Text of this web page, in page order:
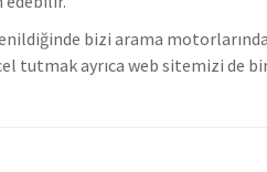
bizi arama
tutmak ayrıca web sitemizi de